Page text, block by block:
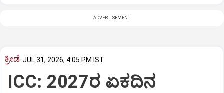
ADVERTISEMENT
ಕ್ರೀಡೆ JUL 31, 2026, 4:05 PM IST
ICC: 2027ರ ಏಕದಿನ